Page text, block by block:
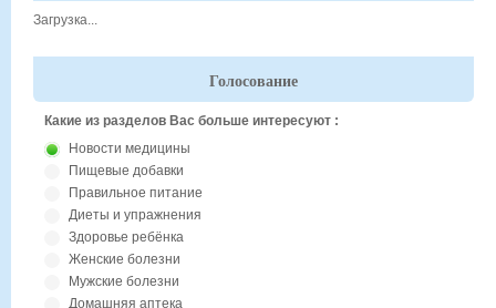
Загрузка...
Голосование
Какие из разделов Вас больше интересуют :
Новости медицины
Пищевые добавки
Правильное питание
Диеты и упражнения
Здоровье ребёнка
Женские болезни
Мужские болезни
Домашняя аптека